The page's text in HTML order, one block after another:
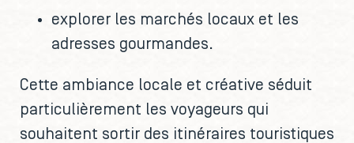
explorer les marchés locaux et les
adresses gourmandes.
Cette ambiance locale et créative séduit
particulièrement les voyageurs qui
souhaitent sortir des itinéraires touristiques